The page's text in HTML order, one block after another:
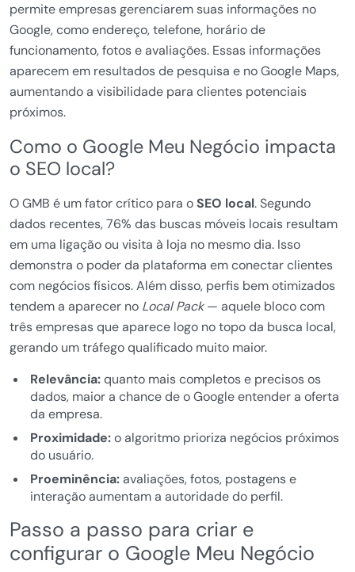
permite empresas gerenciarem suas informações no
Google, como endereço, telefone, horário de
funcionamento, fotos e avaliações. Essas informações
aparecem em resultados de pesquisa e no Google Maps,
aumentando a visibilidade para clientes potenciais
próximos.
Como o Google Meu Negócio impacta
o SEO local?
O GMB é um fator crítico para oSEO local. Segundo
dados recentes, 76% das buscas móveis locais resultam
em uma ligação ou visita à loja no mesmo dia. Isso
demonstra o poder da plataforma em conectar clientes
com negócios físicos. Além disso, perfis bem otimizados
tendem a aparecer no Local Pack— aquele bloco com
três empresas que aparece logo no topo da busca local,
gerando um tráfego qualificado muito maior.
Relevância:quanto mais completos e precisos os
dados, maior a chance de o Google entender a oferta
da empresa.
Proximidade:o algoritmo prioriza negócios próximos
do usuário.
Proeminência:avaliações, fotos, postagens e
interação aumentam a autoridade do perfil.
Passo a passo para criar e
configurar o Google Meu Negócio